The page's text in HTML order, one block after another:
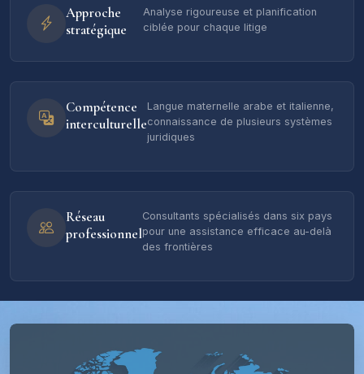
Approche
stratégique
Analyse rigoureuse et planification
ciblée pour chaque litige
Compétence
interculturelle
Langue maternelle arabe et italienne,
connaissance de plusieurs systèmes
juridiques
Réseau
professionnel
Consultants spécialisés dans six pays
pour une assistance efficace au-delà
des frontières